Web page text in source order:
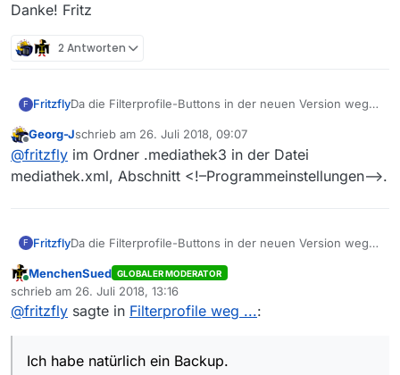
Danke! Fritz
2 Antworten
F FritzflyDa die Filterprofile-Buttons in der neuen Version weg
sind zwar noch die Buttons, aber die Profile sind weg.
Daran habe ich eine Weile gebastelt. Das ist sehr
ärgerlich … Wo ist die Definition bzw. wo/wie kann ich
die wieder herstellen? Ich habe natürlich ein Backup.
Offline
Georg-Jschrieb am 26. Juli 2018, 09:07
zuletzt editiert von
@fritzfly im Ordner .mediathek3 in der Datei
mediathek.xml, Abschnitt <!–Programmeinstellungen–>.
F FritzflyDa die Filterprofile-Buttons in der neuen Version weg
sind zwar noch die Buttons, aber die Profile sind weg.
Daran habe ich eine Weile gebastelt. Das ist sehr
ärgerlich … Wo ist die Definition bzw. wo/wie kann ich
Online
MenchenSued GLOBALER MODERATOR
schrieb am 26. Juli 2018, 13:16
zuletzt editiert von
@fritzfly sagte in Filterprofile weg ...:
Ich habe natürlich ein Backup.